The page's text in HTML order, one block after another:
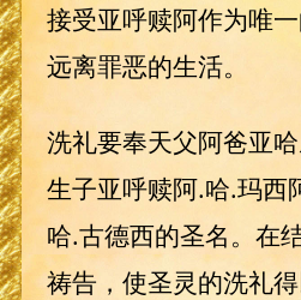
接受亚呼赎阿作为唯
远离罪恶的生活。
洗礼要奉天父阿爸亚
生子亚呼赎阿.哈.玛西
哈.古德西的圣名。在
祷告，使圣灵的洗礼得